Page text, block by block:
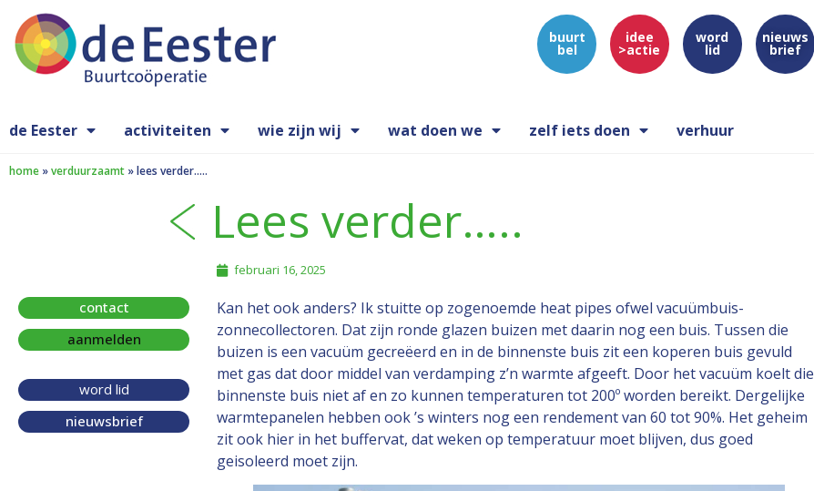
buurt
bel
idee
>actie
word
lid
nieuws
brief
de Eester activiteiten wie zijn wij wat doen we zelf iets doen verhuur
home »verduurzaamt »lees verder…..
Lees verder…..
februari 16, 2025
contact
aanmelden
word lid
nieuwsbrief
Kan het ook anders? Ik stuitte op zogenoemde heat pipes ofwel vacuümbuis-
zonnecollectoren. Dat zijn ronde glazen buizen met daarin nog een buis. Tussen die
buizen is een vacuüm gecreëerd en in de binnenste buis zit een koperen buis gevuld
met gas dat door middel van verdamping z’n warmte afgeeft. Door het vacuüm koelt die
binnenste buis niet af en zo kunnen temperaturen tot 200º worden bereikt. Dergelijke
warmtepanelen hebben ook ’s winters nog een rendement van 60 tot 90%. Het geheim
zit ook hier in het buffervat, dat weken op temperatuur moet blijven, dus goed
geisoleerd moet zijn.